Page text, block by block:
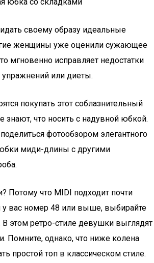
своему образу идеальные
женщины уже оценили сужающее
мгновенно исправляет недостатки
или диеты.
покупать этот соблазнительный
знают, что носить с надувной юбкой.
фотообзором элегантного
юбки миди-длины с другими
Потому что MIDI подходит почти
у вас номер 48 или выше, выбирайте
В этом ретро-стиле девушки выглядят
Помните, однако, что ниже колена
простой топ в классическом стиле.